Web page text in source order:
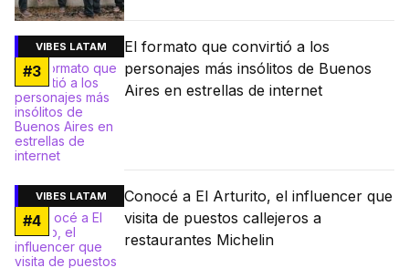
VIBES LATAM
#3
El formato que convirtió a los
personajes más insólitos de Buenos
Aires en estrellas de internet
VIBES LATAM
#4
Conocé a El Arturito, el influencer que
visita de puestos callejeros a
restaurantes Michelin